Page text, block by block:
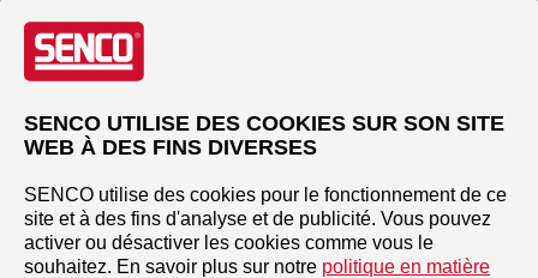
SENCO UTILISE DES COOKIES SUR SON SITE
WEB À DES FINS DIVERSES
SENCO utilise des cookies pour le fonctionnement de ce
site et à des fins d'analyse et de publicité. Vous pouvez
activer ou désactiver les cookies comme vous le
souhaitez. En savoir plus sur notre politique en matière